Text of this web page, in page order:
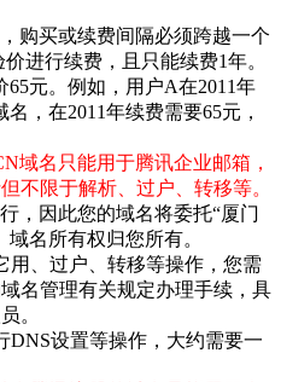
购买或续费间隔必须跨越一个
进行续费，且只能续费1年。
元。例如，用户A在2011年
，在2011年续费需要65元，
域名只能用于腾讯企业邮箱，
不限于解析、过户、转移等。
，因此您的域名将委托“厦门
名所有权归您所有。
用、过户、转移等操作，您需
名管理有关规定办理手续，具
。
DNS设置等操作，大约需要一